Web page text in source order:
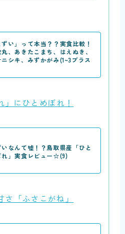
ずい」って本当？？実食比較！
、あきたこまち、はえぬき、
シキ、みずかがみ(1~3プラス
にひとめぼれ！
いなんて嘘！？鳥取県産「ひと
れ」実食レビュー☆(9)
「ふさこがね」